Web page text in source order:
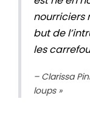
nourriciers
but de
les
– Clarissa
loups »